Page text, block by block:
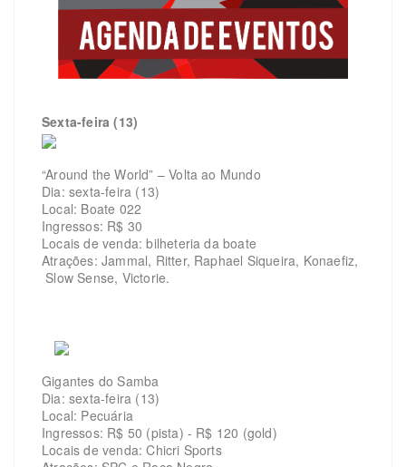
Sexta-feira (13)
“Around the World” – Volta ao Mundo
Dia: sexta-feira (13)
Local: Boate 022
Ingressos: R$ 30
Locais de venda: bilheteria da boate
Atrações: Jammal, Ritter, Raphael Siqueira, Konaefiz,
Slow Sense, Victorie.
Gigantes do Samba
Dia: sexta-feira (13)
Local: Pecuária
Ingressos: R$ 50 (pista) - R$ 120 (gold)
Locais de venda: Chicri Sports